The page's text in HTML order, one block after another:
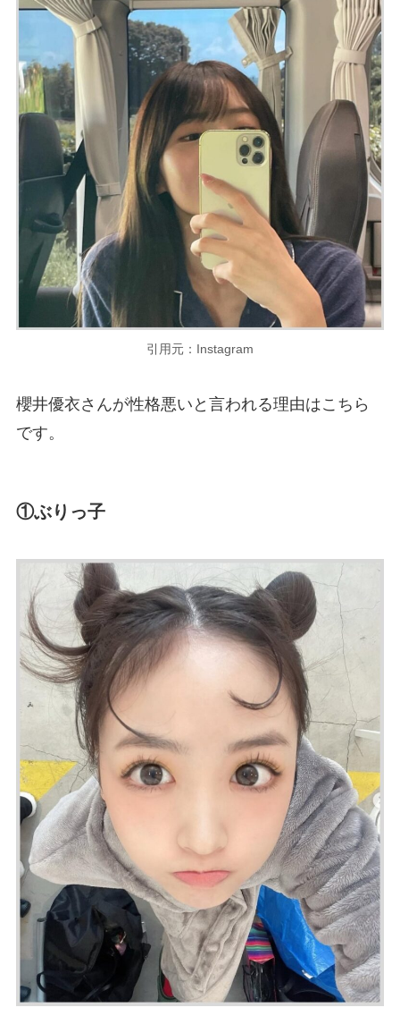
引用元：Instagram
櫻井優衣さんが性格悪いと言われる理由はこちら
です。
①ぶりっ子